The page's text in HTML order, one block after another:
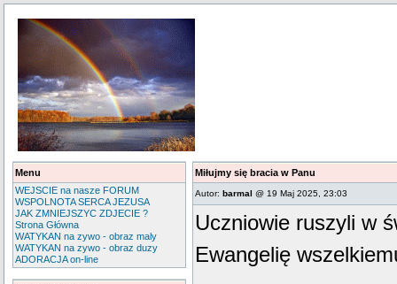
Menu
WEJSCIE na nasze FORUM
WSPOLNOTA SERCA JEZUSA
JAK ZMNIEJSZYC ZDJECIE ?
Strona Główna
WATYKAN na zywo - obraz maly
WATYKAN na zywo - obraz duzy
ADORACJA on-line
Miłujmy się bracia w Panu
Autor: barmal @ 19 Maj 2025, 23:03
Uczniowie ruszyli w
Ewangelię